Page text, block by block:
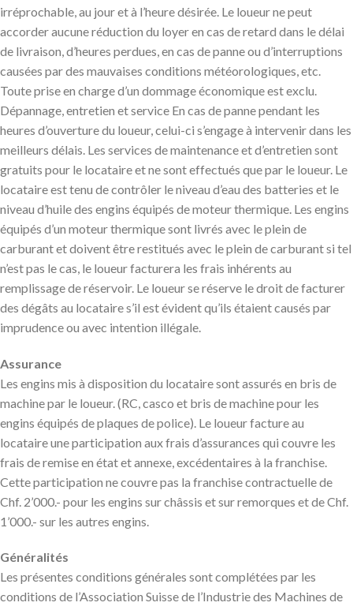
irréprochable, au jour et à l’heure désirée. Le loueur ne peut
accorder aucune réduction du loyer en cas de retard dans le délai
de livraison, d’heures perdues, en cas de panne ou d’interruptions
causées par des mauvaises conditions météorologiques, etc.
Toute prise en charge d’un dommage économique est exclu.
Dépannage, entretien et service En cas de panne pendant les
heures d’ouverture du loueur, celui-ci s’engage à intervenir dans les
meilleurs délais. Les services de maintenance et d’entretien sont
gratuits pour le locataire et ne sont effectués que par le loueur. Le
locataire est tenu de contrôler le niveau d’eau des batteries et le
niveau d’huile des engins équipés de moteur thermique. Les engins
équipés d’un moteur thermique sont livrés avec le plein de
carburant et doivent être restitués avec le plein de carburant si tel
n’est pas le cas, le loueur facturera les frais inhérents au
remplissage de réservoir. Le loueur se réserve le droit de facturer
des dégâts au locataire s’il est évident qu’ils étaient causés par
imprudence ou avec intention illégale.
Assurance
Les engins mis à disposition du locataire sont assurés en bris de
machine par le loueur. (RC, casco et bris de machine pour les
engins équipés de plaques de police). Le loueur facture au
locataire une participation aux frais d’assurances qui couvre les
frais de remise en état et annexe, excédentaires à la franchise.
Cette participation ne couvre pas la franchise contractuelle de
Chf. 2’000.- pour les engins sur châssis et sur remorques et de Chf.
1’000.- sur les autres engins.
Généralités
Les présentes conditions générales sont complétées par les
conditions de l’Association Suisse de l’Industrie des Machines de